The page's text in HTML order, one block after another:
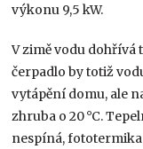
výkonu 9,5 kW.
V zimě vodu dohřívá
čerpadlo by totiž
vytápění domu, ale
zhruba o 20 °C.
nespíná, fototermika